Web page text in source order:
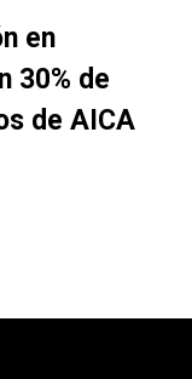
en
30% de
de AICA